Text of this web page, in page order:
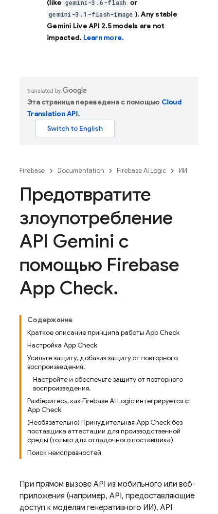
(like gemini-3.6-flash or
gemini-3.1-flash-image ). Any stable
Gemini Live API 2.5 models are not
impacted. Learn more.
Эта страница переведена с помощью Cloud
Translation API.
Firebase Documentation Firebase AI Logic ИИ
Предотвратите
злоупотребление
API Gemini с
помощью Firebase
App Check.
Содержание
Краткое описание принципа работы App Check
Настройка App Check
Усильте защиту, добавив защиту от повторного
воспроизведения.
Настройте и обеспечьте защиту от повторного
воспроизведения.
Разберитесь, как Firebase AI Logic интегрируется с
App Check
(Необязательно) Принудительная App Check без
поставщика аттестации для производственной
среды (только для отладочного поставщика)
Поиск неисправностей
При прямом вызове API из мобильного или веб-
приложения (например, API, предоставляющие
доступ к моделям генеративного ИИ), API